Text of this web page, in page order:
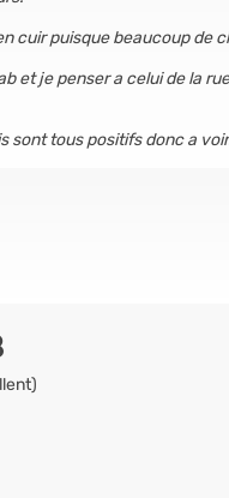
cuir puisque beaucoup de
et je penser a celui de la
sont tous positifs donc a